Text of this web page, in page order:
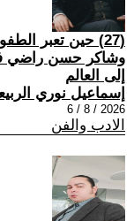
(27) حين تعبر
وشاكر حسن راضي
إلى العالم
إسماعيل نوري
2026 / 8 / 6
الادب والفن